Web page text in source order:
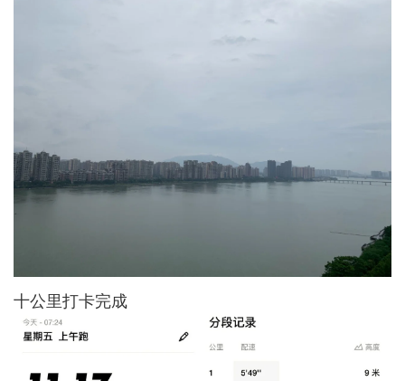
十公里打卡完成